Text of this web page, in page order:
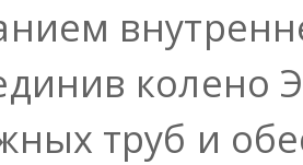
колено
труб и